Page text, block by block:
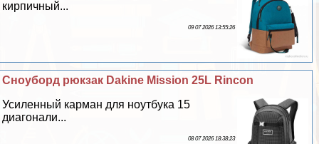
кирпичный...
09 07 2026 13:55:26
Сноуборд рюкзак Dakine Mission 25L Rincon
Усиленный карман для ноутбука 15
диагонали...
08 07 2026 18:38:23